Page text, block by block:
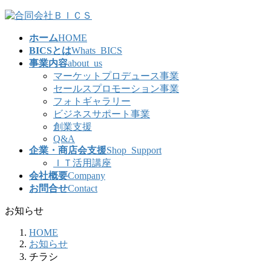
コ
ナ
ホームHOME
BICSとはWhats_BICS
事業内容about_us
マーケットプロデュース事業
セールスプロモーション事業
フォトギャラリー
ビジネスサポート事業
創業支援
Q&A
企業・商店会支援Shop_Support
ＩＴ活用講座
会社概要Company
お問合せContact
お知らせ
HOME
お知らせ
チラシ